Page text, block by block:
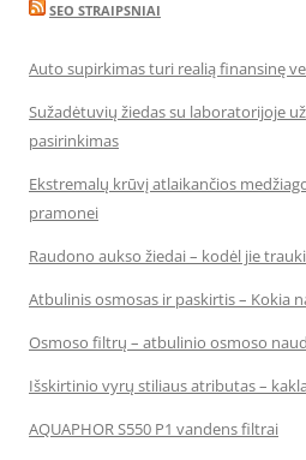
SEO STRAIPSNIAI
Auto supirkimas turi realią finansinę
Sužadėtuvių žiedas su laboratorijoje
pasirinkimas
Ekstremalų krūvį atlaikančios
pramonei
Raudono aukso žiedai – kodėl jie
Atbulinis osmosas ir paskirtis – Kokia
Osmoso filtrų – atbulinio osmoso
Išskirtinio vyrų stiliaus atributas –
AQUAPHOR S550 P1 vandens filtrai